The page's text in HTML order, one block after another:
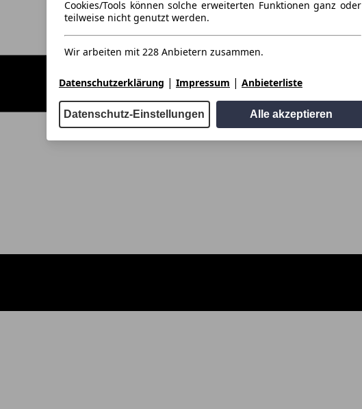
Cookies/Tools können solche erweiterten Funktionen ganz oder
teilweise nicht genutzt werden.
Wir arbeiten mit 228 Anbietern zusammen.
Datenschutzerklärung | Impressum | Anbieterliste
Datenschutz-Einstellungen Alle akzeptieren